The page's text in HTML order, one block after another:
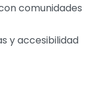
comunidades
y accesibilidad